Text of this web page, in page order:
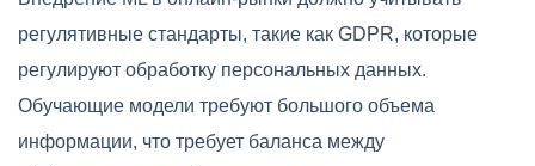
регулятивные стандарты, такие как GDPR, которые
регулируют обработку персональных данных.
Обучающие модели требуют большого объема
информации, что требует баланса между